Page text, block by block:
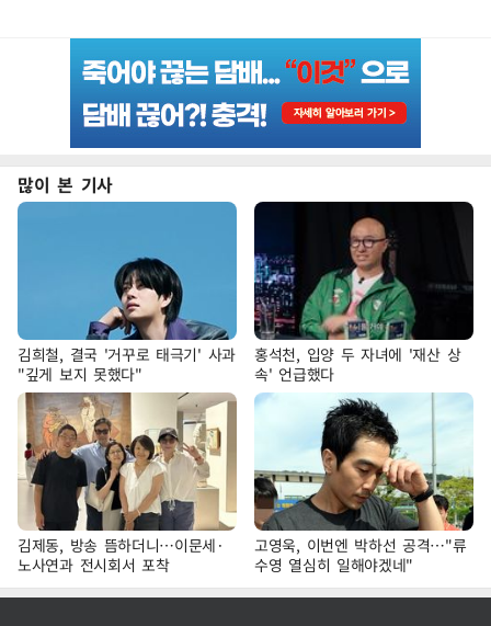
많이 본 기사
김희철, 결국 '거꾸로 태극기' 사과
"깊게 보지 못했다"
홍석천, 입양 두 자녀에 '재산 상
속' 언급했다
김제동, 방송 뜸하더니…이문세·
노사연과 전시회서 포착
고영욱, 이번엔 박하선 공격…"류
수영 열심히 일해야겠네"